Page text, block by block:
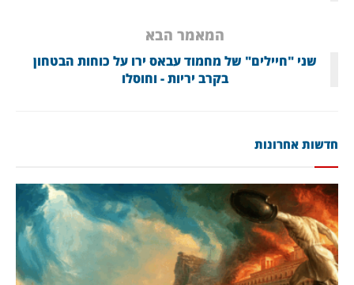
המאמר הבא
שני "חיילים" של מחמוד עבאס ירו על כוחות הבטחון
בקרב יריות - וחוסלו
חדשות אחרונות